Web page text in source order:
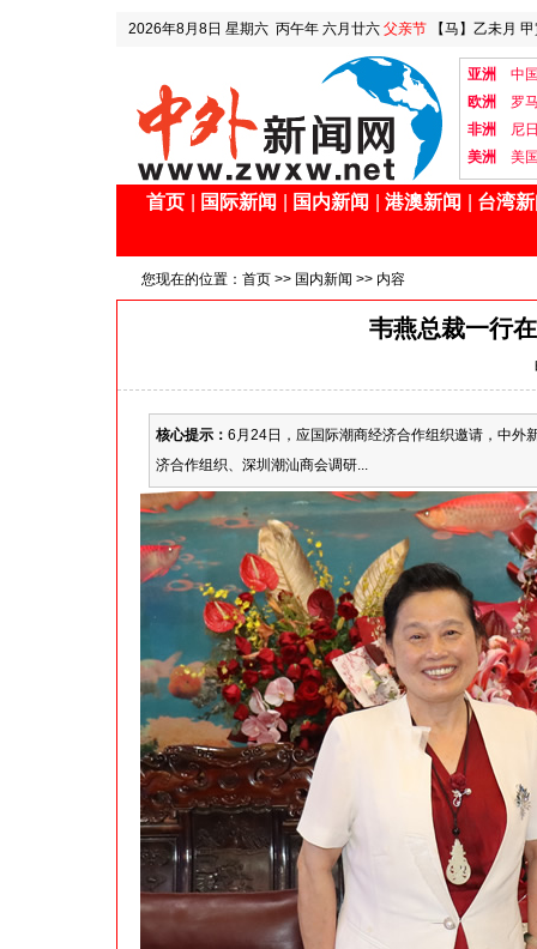
2026年8月8日 星期六 丙午年 六月廿六 父亲节 【马】乙未月 甲
亚洲 中国
欧洲
罗
非洲
尼
美洲
美国
首页 国际新闻 国内新闻 港澳新闻 台湾新
您现在的位置： 首页 >> 国内新闻 >> 内容
韦燕总裁一行
核心提示： 6月24日，应国际潮商经济合作组织邀请，中外
济合作组织、深圳潮汕商会调研...